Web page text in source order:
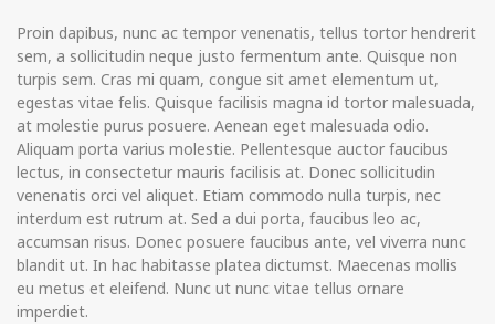
Proin dapibus, nunc ac tempor venenatis, tellus tortor hendrerit
sem, a sollicitudin neque justo fermentum ante. Quisque non
turpis sem. Cras mi quam, congue sit amet elementum ut,
egestas vitae felis. Quisque facilisis magna id tortor malesuada,
at molestie purus posuere. Aenean eget malesuada odio.
Aliquam porta varius molestie. Pellentesque auctor faucibus
lectus, in consectetur mauris facilisis at. Donec sollicitudin
venenatis orci vel aliquet. Etiam commodo nulla turpis, nec
interdum est rutrum at. Sed a dui porta, faucibus leo ac,
accumsan risus. Donec posuere faucibus ante, vel viverra nunc
blandit ut. In hac habitasse platea dictumst. Maecenas mollis
eu metus et eleifend. Nunc ut nunc vitae tellus ornare
imperdiet.